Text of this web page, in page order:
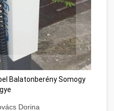
Balatonberény Somogy
Dorina